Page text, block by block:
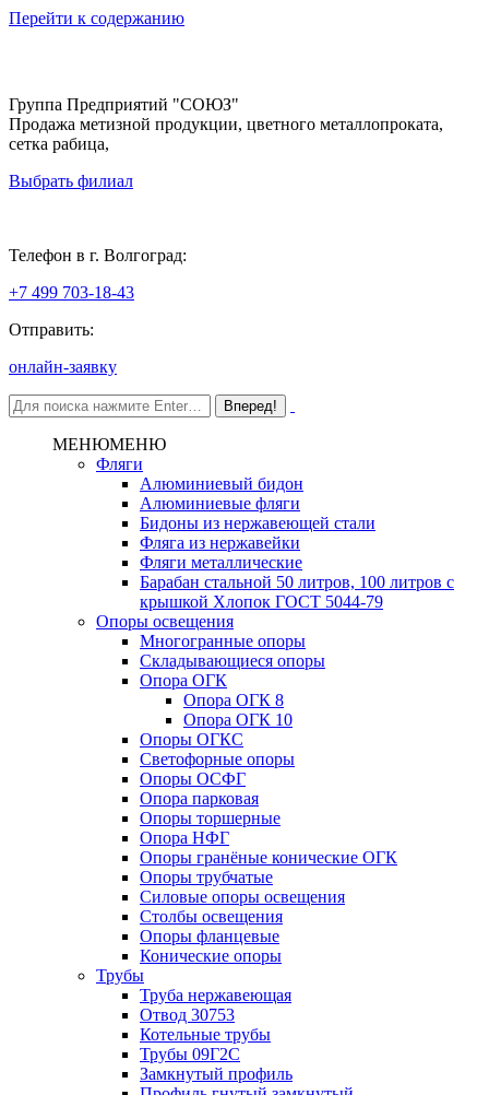
Перейти к содержанию
Группа Предприятий "СОЮЗ"
Продажа метизной продукции, цветного металлопроката,
сетка рабица,
Выбрать филиал
Телефон в г. Волгоград:
+7 499 703-18-43
Отправить:
онлайн-заявку
МЕНЮМЕНЮ
Фляги
Алюминиевый бидон
Алюминиевые фляги
Бидоны из нержавеющей стали
Фляга из нержавейки
Фляги металлические
Барабан стальной 50 литров, 100 литров с
крышкой Хлопок ГОСТ 5044-79
Опоры освещения
Многогранные опоры
Складывающиеся опоры
Опора ОГК
Опора ОГК 8
Опора ОГК 10
Опоры ОГКС
Светофорные опоры
Опоры ОСФГ
Опора парковая
Опоры торшерные
Опора НФГ
Опоры гранёные конические ОГК
Опоры трубчатые
Силовые опоры освещения
Столбы освещения
Опоры фланцевые
Конические опоры
Трубы
Труба нержавеющая
Отвод 30753
Котельные трубы
Трубы 09Г2С
Замкнутый профиль